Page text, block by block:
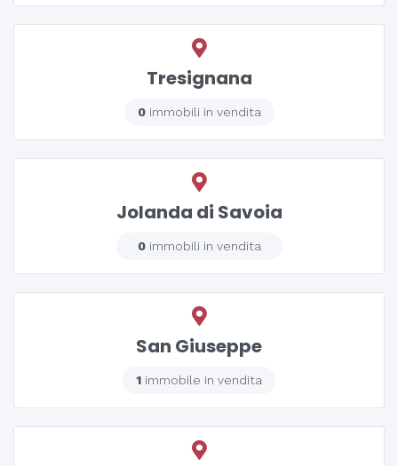
Tresignana
0immobili in vendita
Jolanda di Savoia
0immobili in vendita
San Giuseppe
1 immobile in vendita